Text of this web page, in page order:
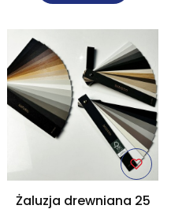
Żaluzja drewniana 25